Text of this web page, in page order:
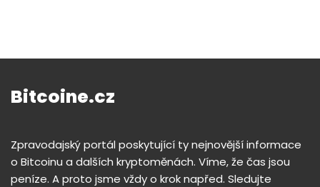
Bitcoine.cz
Zpravodajský portál poskytující ty nejnovější informace
o Bitcoinu a dalších kryptoměnách. Víme, že čas jsou
peníze. A proto jsme vždy o krok napřed. Sledujte